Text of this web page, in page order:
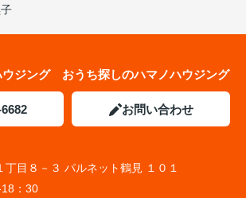
ウジング おうち探しのハマノハウジング
お問い合わせ
目８－３ パルネット鶴見 １０１
：30